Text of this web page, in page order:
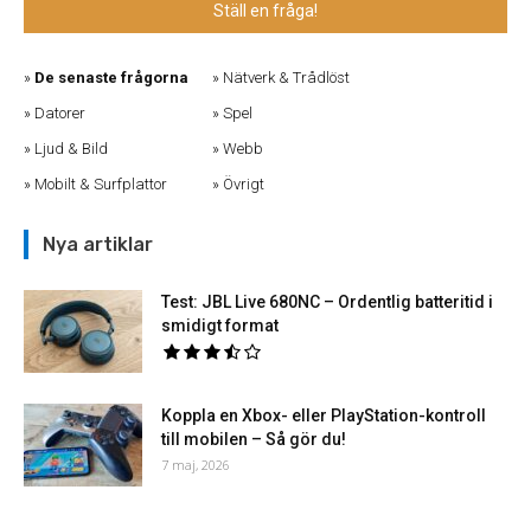
Ställ en fråga!
De senaste frågorna
Datorer
Ljud & Bild
Mobilt & Surfplattor
Nätverk & Trådlöst
Spel
Webb
Övrigt
Nya artiklar
Test: JBL Live 680NC – Ordentlig batteritid i
smidigt format
Koppla en Xbox- eller PlayStation-kontroll
till mobilen – Så gör du!
7 maj, 2026